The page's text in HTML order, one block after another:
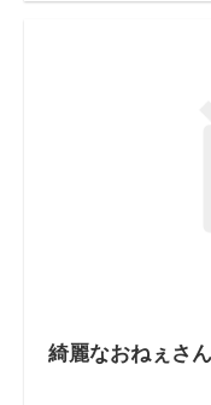
綺麗なおねぇさん